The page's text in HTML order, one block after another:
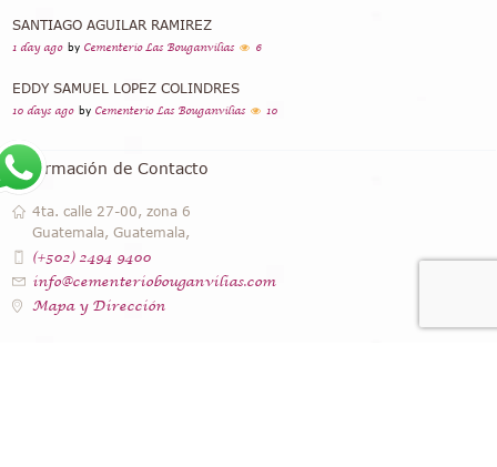
SANTIAGO AGUILAR RAMIREZ
1 day ago by Cementerio Las Bouganvilias 6
EDDY SAMUEL LOPEZ COLINDRES
10 days ago by Cementerio Las Bouganvilias 10
Información de Contacto
4ta. calle 27-00, zona 6
Guatemala, Guatemala,
(+502) 2494 9400
info@cementeriobouganvilias.com
Mapa y Dirección